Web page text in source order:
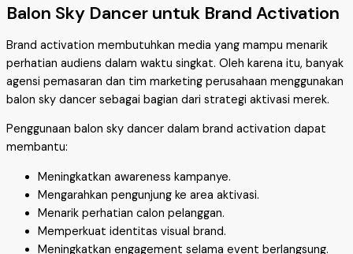
Balon Sky Dancer untuk Brand Activation
Brand activation membutuhkan media yang mampu menarik
perhatian audiens dalam waktu singkat. Oleh karena itu, banyak
agensi pemasaran dan tim marketing perusahaan menggunakan
balon sky dancer sebagai bagian dari strategi aktivasi merek.
Penggunaan balon sky dancer dalam brand activation dapat
membantu:
Meningkatkan awareness kampanye.
Mengarahkan pengunjung ke area aktivasi.
Menarik perhatian calon pelanggan.
Memperkuat identitas visual brand.
Meningkatkan engagement selama event berlangsung.